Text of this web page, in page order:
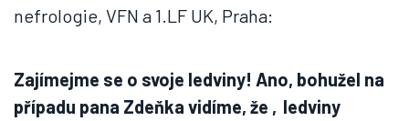
nefrologie, VFN a 1.LF UK, Praha:
Zajímejme se o svoje ledviny! Ano, bohužel na
případu pana Zdeňka vidíme, že ‚ledviny